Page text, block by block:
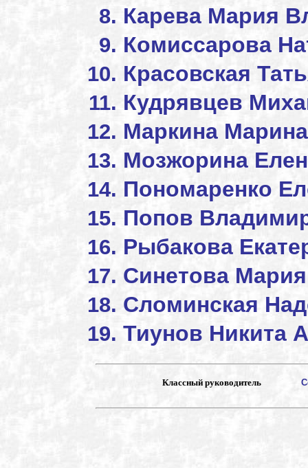
Карева Мария
Комиссарова
Красовская
Кудрявцев
Маркина
Мозжорина
Пономаренко
Попов
Рыбакова
Синетова
Сломинская
Тиунов Никита
Классный руководитель